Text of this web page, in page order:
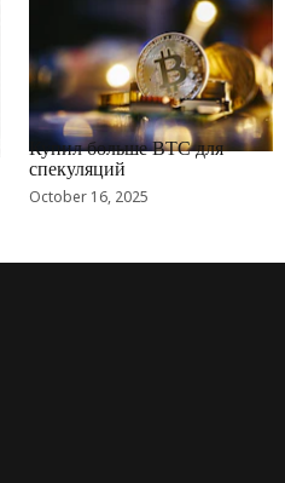
RRCNEWS_RU
Купил больше BTC для
спекуляций
October 16, 2025